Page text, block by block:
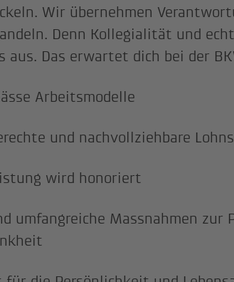
Wir übernehmen
Denn Kollegialität und
aus. Das erwartet dich bei der
Arbeitsmodelle
und nachvollziehbare
wird honoriert
umfangreiche Massnahmen zur